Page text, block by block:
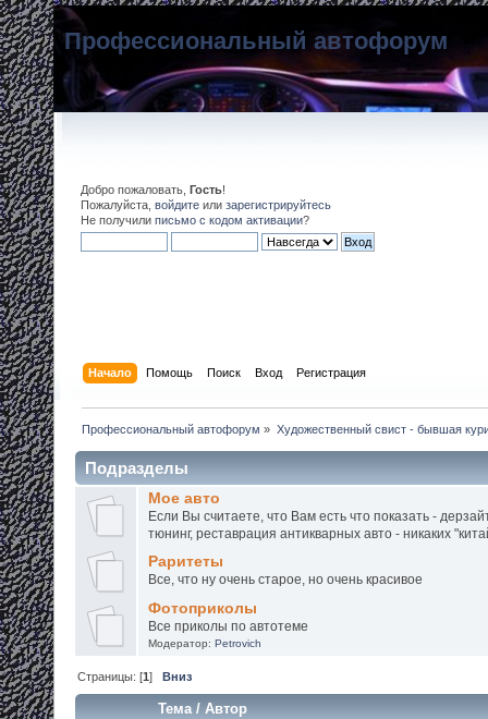
Профессиональный автофорум
Добро пожаловать, Гость!
Пожалуйста, войдите или зарегистрируйтесь
Не получили письмо с кодом активации?
Начало Помощь Поиск Вход Регистрация
Профессиональный автофорум » Художественный свист - бывшая
Подразделы
Мое авто
Если Вы считаете, что Вам есть что показать -
тюнинг, реставрация антикварных авто - никаких
Раритеты
Все, что ну очень старое, но очень красивое
Фотоприколы
Все приколы по автотеме
Модератор: Petrovich
Страницы: [1]Вниз
Тема/Автор